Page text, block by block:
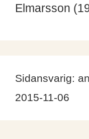
Elmarsson
Sidansvarig:
2015-11-06